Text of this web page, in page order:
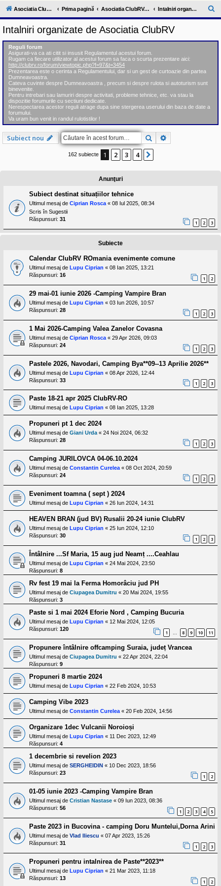
l
u
V
c
o
m
u
n
i
t
a
t
e
a
p
o
s
e
e
r
u
o
t
a
u
o
u
l
o
t
d
i
n
R
m
a
n
i
a
Asociatia ClubRV-RO Prima pagină Asociatia ClubRV-RO Intalniri organizate de Asociatia ClubRV
ă
Intalniri organizate de Asociatia ClubRV
Reguli forum
Asigurati-va ca ati citit si insusit Regulamentul acestui forum.
Rugam ca fiecare utilizator al acestui forum sa faca o scurta prezentare aici:
http://clubrv.ro/forum/viewtopic.php?f=97&t=3454
Prezentarea este o cerinta a Regulamentului, dar si un gest de curtoazie din partea
Dumneavoastra.
Cateva cuvinte despre Dumneavoastra , precum si despre rulota si autoturism sunt
binevenite.
Pentru intrebari sau lamuriri despre activitati, probleme tehnice, etc. va stau la
dispozitie forumurile cu sectiuni dedicate.
Nerespectarea acestor reguli atrage dupa sine stergerea userului din baza de date a
forumului.
Va uram bun venit in randul rulotistilor !
Subiect nou Căutare
162 subiecte 1 2 3 4
Anunţuri
Subiect destinat situațiilor tehnice
Ultimul mesaj de Ciprian Rosca « 08 Iul 2025, 08:34
Scris în Sugestii
Răspunsuri: 31
1 2 3
Subiecte
Calendar ClubRV ROmania evenimente comune
Ultimul mesaj de Lupu Ciprian « 08 Ian 2025, 13:21
Răspunsuri: 16
1 2
29 mai-01 iunie 2026 -Camping Vampire Bran
Ultimul mesaj de Lupu Ciprian « 03 Iun 2026, 10:57
Răspunsuri: 28
1 2 3
1 Mai 2026-Camping Valea Zanelor Covasna
Ultimul mesaj de Ciprian Rosca « 29 Apr 2026, 09:03
Răspunsuri: 24
1 2 3
Pastele 2026, Navodari, Camping Bya**09--13 Aprilie 2026**
Ultimul mesaj de Lupu Ciprian « 08 Apr 2026, 12:44
Răspunsuri: 33
1 2 3
Paste 18-21 apr 2025 ClubRV-RO
Ultimul mesaj de Lupu Ciprian « 08 Ian 2025, 13:28
Propuneri pt 1 dec 2024
Ultimul mesaj de Giani Urda « 24 Noi 2024, 06:32
Răspunsuri: 28
1 2 3
Camping JURILOVCA 04-06.10.2024
Ultimul mesaj de Constantin Curelea « 08 Oct 2024, 20:59
Răspunsuri: 24
1 2 3
Eveniment toamna ( sept ) 2024
Ultimul mesaj de Lupu Ciprian « 26 Iun 2024, 14:31
HEAVEN BRAN (jud BV) Rusalii 20-24 iunie ClubRV
Ultimul mesaj de Lupu Ciprian « 25 Iun 2024, 12:10
Răspunsuri: 30
1 2 3
Întâlnire ...Sf Maria, 15 aug jud Neamț ....Ceahlau
Ultimul mesaj de Lupu Ciprian « 24 Mai 2024, 23:50
Răspunsuri: 8
Rv fest 19 mai la Ferma Homorâciu jud PH
Ultimul mesaj de Ciupagea Dumitru « 20 Mai 2024, 19:55
Răspunsuri: 3
Paste si 1 mai 2024 Eforie Nord , Camping Bucuria
Ultimul mesaj de Lupu Ciprian « 12 Mai 2024, 12:05
Răspunsuri: 120
1 … 8 9 10 11
Propunere întâlnire offcamping Suraia, județ Vrancea
Ultimul mesaj de Ciupagea Dumitru « 22 Apr 2024, 22:04
Răspunsuri: 9
Propuneri 8 martie 2024
Ultimul mesaj de Lupu Ciprian « 22 Feb 2024, 10:53
Camping Vibe 2023
Ultimul mesaj de Constantin Curelea « 20 Feb 2024, 14:56
Organizare 1dec Vulcanii Noroioși
Ultimul mesaj de Lupu Ciprian « 11 Dec 2023, 12:49
Răspunsuri: 4
1 decembrie si revelion 2023
Ultimul mesaj de SERGHEIDIN « 10 Dec 2023, 18:56
Răspunsuri: 23
1 2
01-05 iunie 2023 -Camping Vampire Bran
Ultimul mesaj de Cristian Nastase « 09 Iun 2023, 08:36
Răspunsuri: 56
1 2 3 4 5
Paste 2023 in Bucovina - camping Doru Muntelui,Dorna Arini
Ultimul mesaj de Vlad Iliescu « 07 Apr 2023, 15:26
Răspunsuri: 31
1 2 3
Propuneri pentru intalnirea de Paste**2023**
Ultimul mesaj de Lupu Ciprian « 21 Mar 2023, 11:18
Răspunsuri: 13
1 2